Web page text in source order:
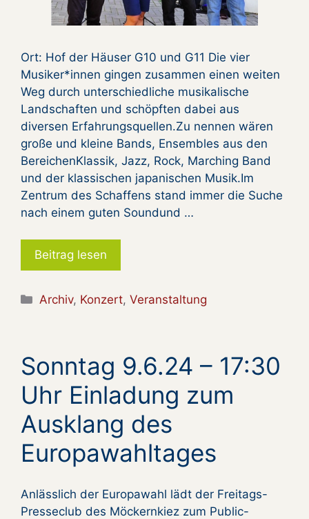
Ort: Hof der Häuser G10 und G11 Die vier
Musiker*innen gingen zusammen einen weiten
Weg durch unterschiedliche musikalische
Landschaften und schöpften dabei aus
diversen Erfahrungsquellen.Zu nennen wären
große und kleine Bands, Ensembles aus den
BereichenKlassik, Jazz, Rock, Marching Band
und der klassischen japanischen Musik.Im
Zentrum des Schaffens stand immer die Suche
nach einem guten Soundund …
Beitrag lesen
Kategorien
Archiv, Konzert,Veranstaltung
Sonntag 9.6.24 – 17:30
Uhr Einladung zum
Ausklang des
Europawahltages
Anlässlich der Europawahl lädt der Freitags-
Presseclub des Möckernkiez zum Public-